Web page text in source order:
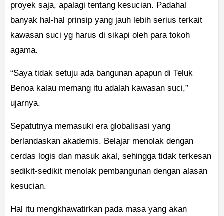
proyek saja, apalagi tentang kesucian. Padahal
banyak hal-hal prinsip yang jauh lebih serius terkait
kawasan suci yg harus di sikapi oleh para tokoh
agama.
“Saya tidak setuju ada bangunan apapun di Teluk
Benoa kalau memang itu adalah kawasan suci,”
ujarnya.
Sepatutnya memasuki era globalisasi yang
berlandaskan akademis. Belajar menolak dengan
cerdas logis dan masuk akal, sehingga tidak terkesan
sedikit-sedikit menolak pembangunan dengan alasan
kesucian.
Hal itu mengkhawatirkan pada masa yang akan